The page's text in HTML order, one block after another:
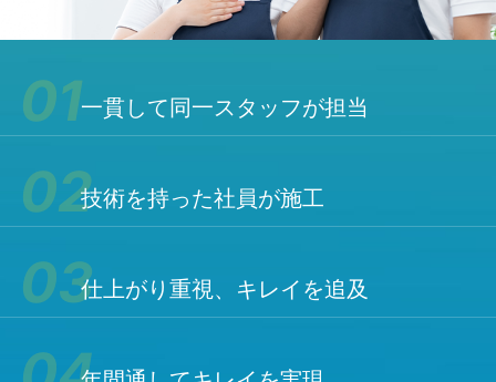
一貫して同一スタッフが担当
技術を持った社員が施工
仕上がり重視、キレイを追及